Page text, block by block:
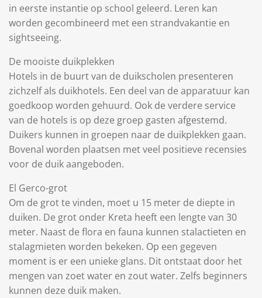
in eerste instantie op school geleerd. Leren kan
worden gecombineerd met een strandvakantie en
sightseeing.
De mooiste duikplekken
Hotels in de buurt van de duikscholen presenteren
zichzelf als duikhotels. Een deel van de apparatuur kan
goedkoop worden gehuurd. Ook de verdere service
van de hotels is op deze groep gasten afgestemd.
Duikers kunnen in groepen naar de duikplekken gaan.
Bovenal worden plaatsen met veel positieve recensies
voor de duik aangeboden.
El Gerco-grot
Om de grot te vinden, moet u 15 meter de diepte in
duiken. De grot onder Kreta heeft een lengte van 30
meter. Naast de flora en fauna kunnen stalactieten en
stalagmieten worden bekeken. Op een gegeven
moment is er een unieke glans. Dit ontstaat door het
mengen van zoet water en zout water. Zelfs beginners
kunnen deze duik maken.